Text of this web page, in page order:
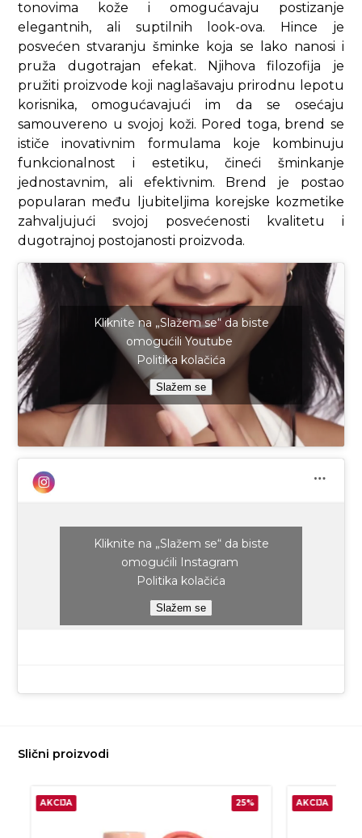
tonovima kože i omogućavaju postizanje
elegantnih, ali suptilnih look-ova. Hince je
posvećen stvaranju šminke koja se lako nanosi i
pruža dugotrajan efekat. Njihova filozofija je
pružiti proizvode koji naglašavaju prirodnu lepotu
korisnika, omogućavajući im da se osećaju
samouvereno u svojoj koži. Pored toga, brend se
ističe inovativnim formulama koje kombinuju
funkcionalnost i estetiku, čineći šminkanje
jednostavnim, ali efektivnim. Brend je postao
popularan među ljubiteljima korejske kozmetike
zahvaljujući svojoj posvećenosti kvalitetu i
dugotrajnoj postojanosti proizvoda.
Kliknite na „Slažem se“ da biste
omogućili Youtube
Politika kolačića
Slažem se
Kliknite na „Slažem se“ da biste
omogućili Instagram
Politika kolačića
Slažem se
Slični proizvodi
AKCIJA 25% AKCIJA